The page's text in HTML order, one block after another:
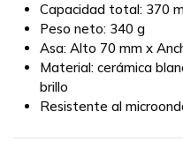
Capacidad total: 370
Peso neto: 340 g
Asa: Alto 70 mm x
Material: cerámica
brillo
Resistente al